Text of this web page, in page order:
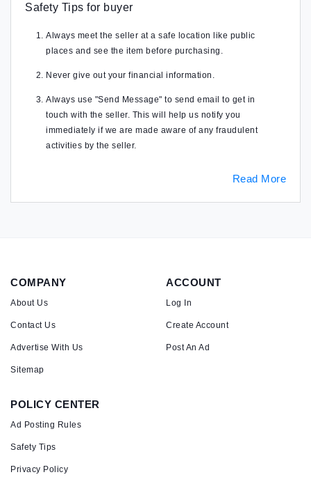
Safety Tips for buyer
Always meet the seller at a safe location like public
places and see the item before purchasing.
Never give out your financial information.
Always use "Send Message" to send email to get in
touch with the seller. This will help us notify you
immediately if we are made aware of any fraudulent
activities by the seller.
Read More
COMPANY
About Us
Contact Us
Advertise With Us
Sitemap
ACCOUNT
Log In
Create Account
Post An Ad
POLICY CENTER
Ad Posting Rules
Safety Tips
Privacy Policy